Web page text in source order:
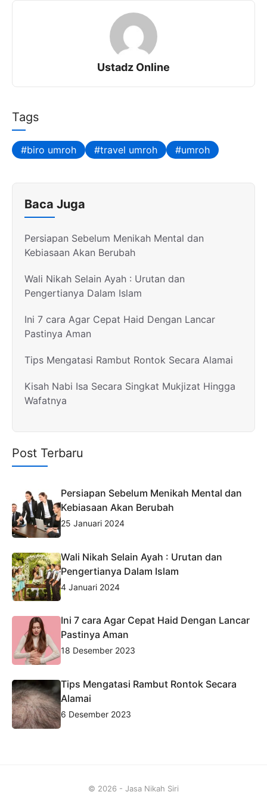
Ustadz Online
Tags
biro umroh travel umroh umroh
Baca Juga
Persiapan Sebelum Menikah Mental dan
Kebiasaan Akan Berubah
Wali Nikah Selain Ayah : Urutan dan
Pengertianya Dalam Islam
Ini 7 cara Agar Cepat Haid Dengan Lancar
Pastinya Aman
Tips Mengatasi Rambut Rontok Secara Alamai
Kisah Nabi Isa Secara Singkat Mukjizat Hingga
Wafatnya
Post Terbaru
Persiapan Sebelum Menikah Mental dan
Kebiasaan Akan Berubah
25 Januari 2024
Wali Nikah Selain Ayah : Urutan dan
Pengertianya Dalam Islam
4 Januari 2024
Ini 7 cara Agar Cepat Haid Dengan Lancar
Pastinya Aman
18 Desember 2023
Tips Mengatasi Rambut Rontok Secara
Alamai
6 Desember 2023
© 2026 - Jasa Nikah Siri